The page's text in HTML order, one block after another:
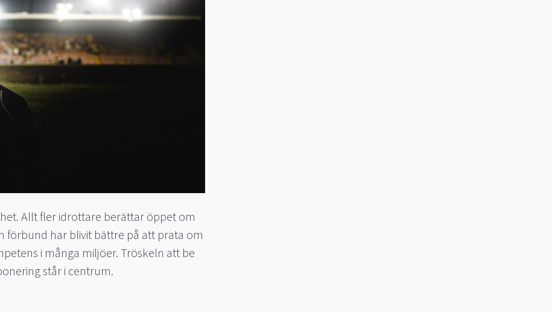
Allt fler idrottare berättar öppet om
förbund har blivit bättre på att prata om
i många miljöer. Tröskeln att be
står i centrum.